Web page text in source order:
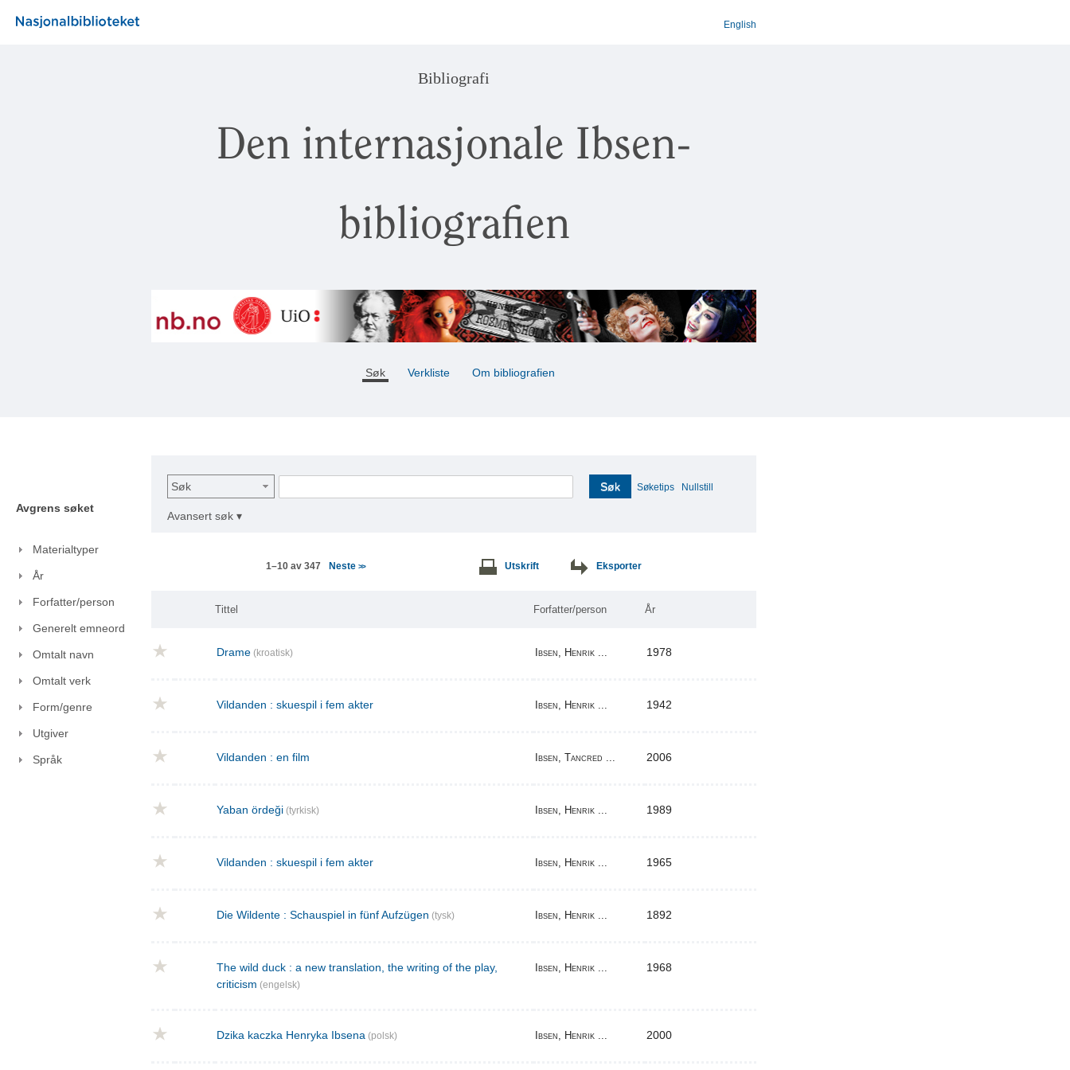
English
Bibliografi
Den internasjonale Ibsen-
bibliografien
Søk Verkliste Om bibliografien
Avgrens søket
Materialtyper
År
Forfatter/person
Generelt emneord
Omtalt navn
Omtalt verk
Form/genre
Utgiver
Språk
Søk Søk Søketips Nullstill
Avansert søk ▾
1–10 av 347 Neste >> Utskrift Eksporter
Tittel Forfatter/person År
Drame (kroatisk) Ibsen, Henrik ... 1978
Vildanden : skuespil i fem akter Ibsen, Henrik ... 1942
Vildanden : en film Ibsen, Tancred ... 2006
Yaban ördeği (tyrkisk) Ibsen, Henrik ... 1989
Vildanden : skuespil i fem akter Ibsen, Henrik ... 1965
Die Wildente : Schauspiel in fünf Aufzügen (tysk) Ibsen, Henrik ... 1892
The wild duck : a new translation, the writing of the play,
criticism (engelsk)
Ibsen, Henrik ... 1968
Dzika kaczka Henryka Ibsena (polsk) Ibsen, Henrik ... 2000